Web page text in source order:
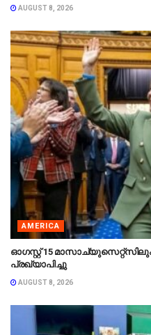
AUGUST 8, 2026
AMERICA
ഓഗസ്റ്റ് 15 മാസാച്യുസെറ്റ്‌സിലും
പ്രഖ്യാപിച്ചു
AUGUST 8, 2026